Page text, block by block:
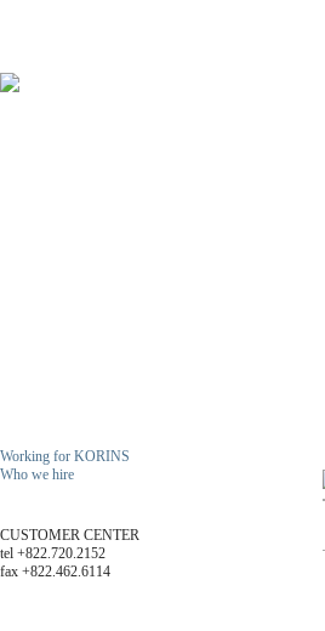
Working for KORINS
Who we hire
CUSTOMER CENTER
tel +822.720.2152
fax +822.462.6114